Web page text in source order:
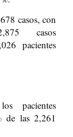
casos, con
casos
pacientes
pacientes
de las 2,261